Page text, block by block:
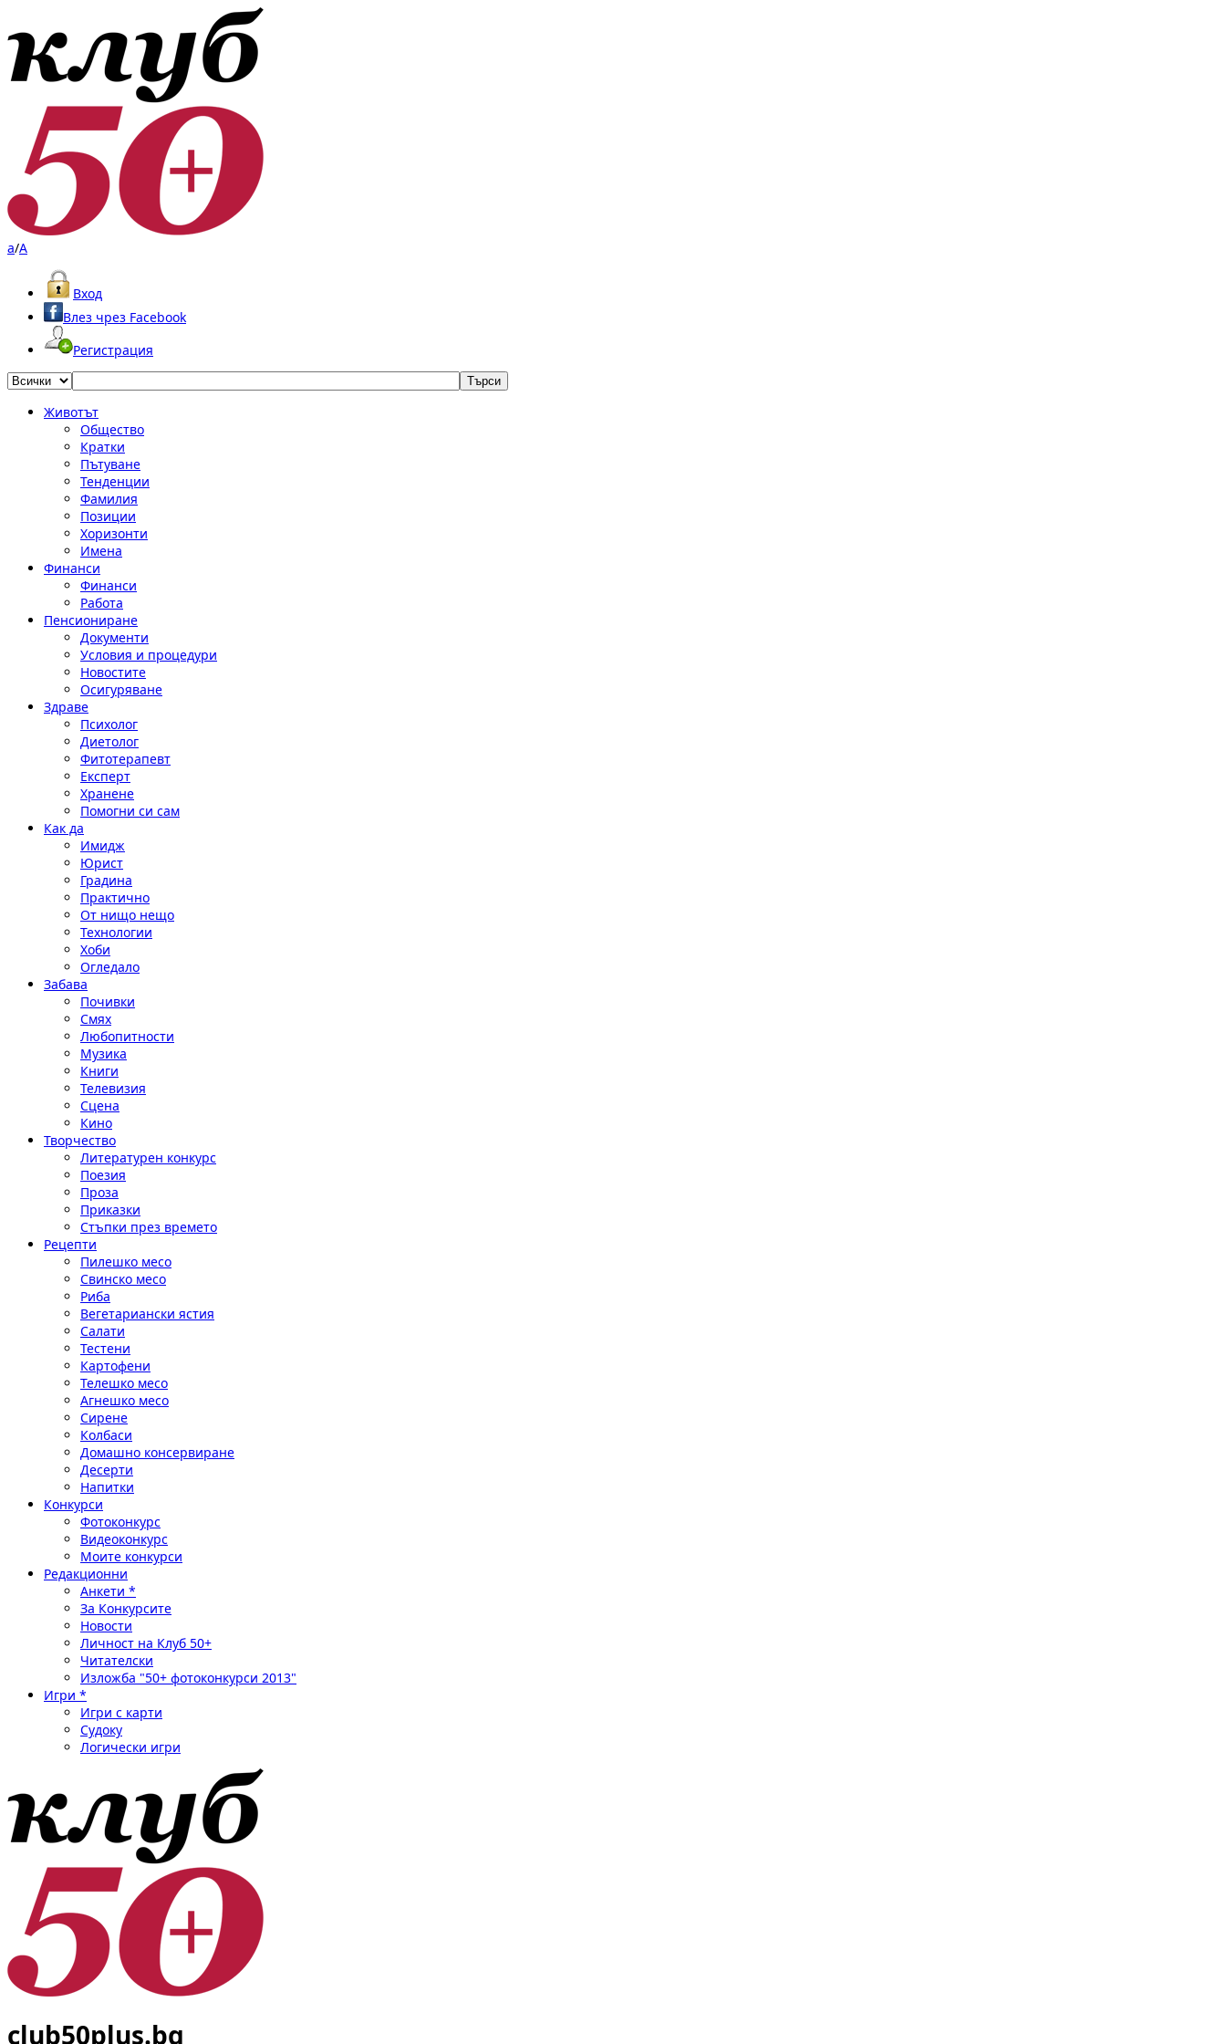
a/A
Вход
Влез чрез Facebook
Регистрация
Животът
Общество
Кратки
Пътуване
Тенденции
Фамилия
Позиции
Хоризонти
Имена
Финанси
Финанси
Работа
Пенсиониране
Документи
Условия и процедури
Новостите
Осигуряване
Здраве
Психолог
Диетолог
Фитотерапевт
Експерт
Хранене
Помогни си сам
Как да
Имидж
Юрист
Градина
Практично
От нищо нещо
Технологии
Хоби
Огледало
Забава
Почивки
Смях
Любопитности
Музика
Книги
Телевизия
Сцена
Кино
Творчество
Литературен конкурс
Поезия
Проза
Приказки
Стъпки през времето
Рецепти
Пилешко месо
Свинско месо
Риба
Вегетариански ястия
Салати
Тестени
Картофени
Телешко месо
Агнешко месо
Сирене
Колбаси
Домашно консервиране
Десерти
Напитки
Конкурси
Фотоконкурс
Видеоконкурс
Моите конкурси
Редакционни
Анкети *
За Конкурсите
Новости
Личност на Клуб 50+
Читателски
Изложба "50+ фотоконкурси 2013"
Игри *
Игри с карти
Судоку
Логически игри
club50plus.bg